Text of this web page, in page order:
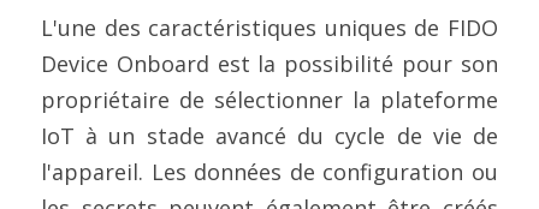
L'une des caractéristiques uniques de FIDO
Device Onboard est la possibilité pour son
propriétaire de sélectionner la plateforme
IoT à un stade avancé du cycle de vie de
l'appareil. Les données de configuration ou